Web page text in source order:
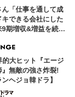
「仕事を通して成
できる会社にした
期増収&増益を続け
大ヒット『エージ
無敵の強さ炸裂!
ヘジョ韓ドラ】